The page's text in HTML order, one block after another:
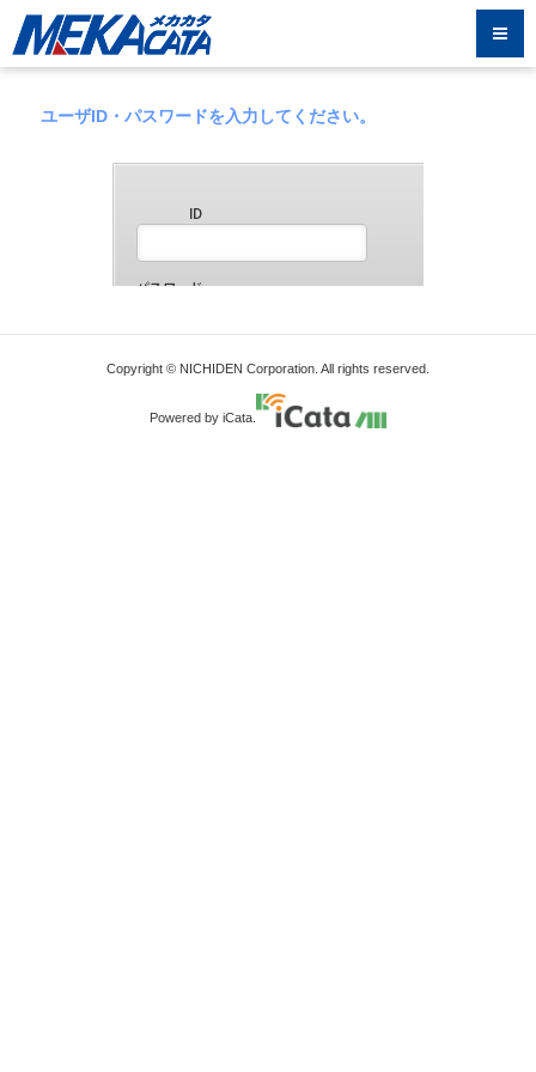
ユーザID・パスワードを入力してください。
Copyright © NICHIDEN Corporation. All rights reserved.
Powered by iCata.